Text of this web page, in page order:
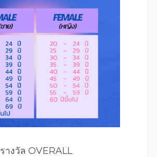
รางวัล OVERALL